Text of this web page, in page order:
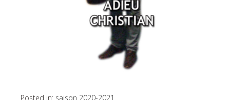
Posted in: saison 2020-2021